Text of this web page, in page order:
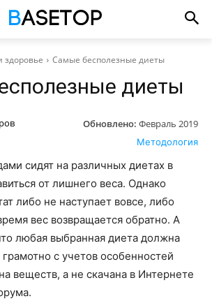
здоровье Самые бесполезные диеты
диеты
Обновлено: Февраль 2019
Методология
сидят на различных диетах в
от лишнего веса. Однако
либо не наступает вовсе, либо
вес возвращается обратно. А
любая выбранная диета должна
с учетов особенностей
веществ, а не скачана в Интернете